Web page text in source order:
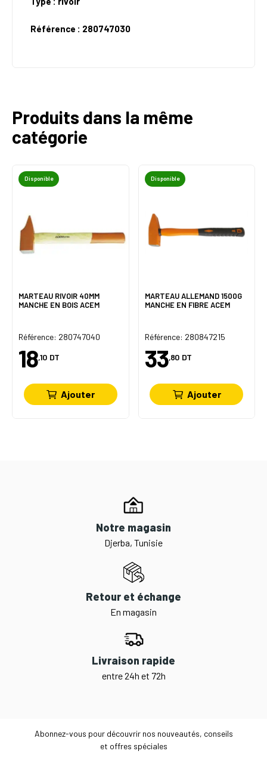
Référence : 280747030
Produits dans la même
catégorie
Disponible
MARTEAU RIVOIR 40MM
MANCHE EN BOIS ACEM
Référence: 280747040
18,10 DT
Ajouter
Disponible
MARTEAU ALLEMAND 1500G
MANCHE EN FIBRE ACEM
Référence: 280847215
33,80 DT
Ajouter
Notre magasin
Djerba, Tunisie
Retour et échange
En magasin
Livraison rapide
entre 24h et 72h
Abonnez-vous pour découvrir nos nouveautés, conseils
et offres spéciales